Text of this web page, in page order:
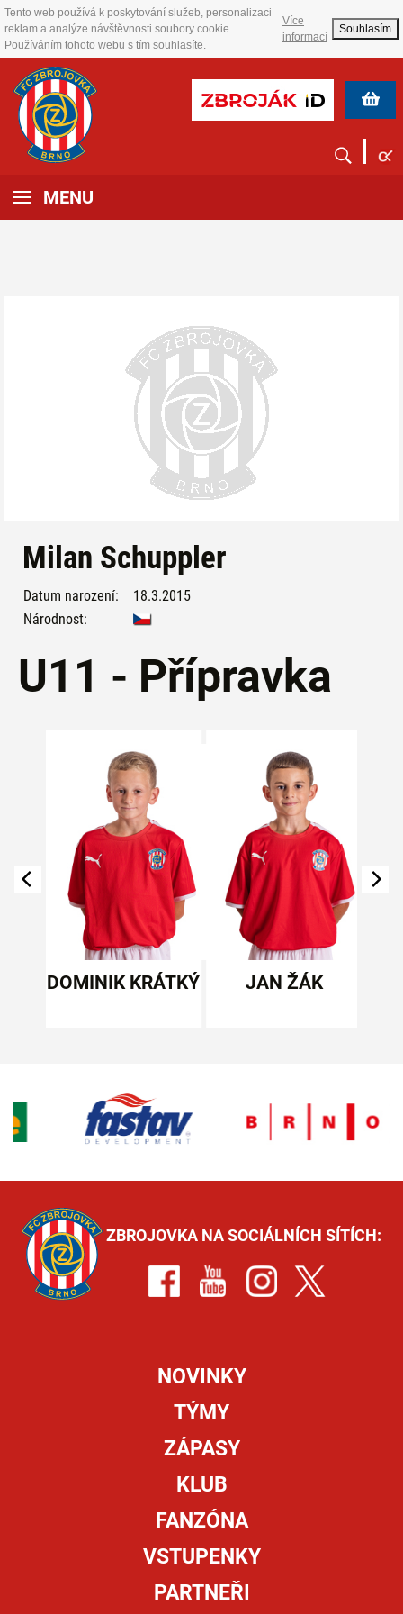
Tento web používá k poskytování služeb, personalizaci
reklam a analýze návštěvnosti soubory cookie.
Používáním tohoto webu s tím souhlasíte.
Více
informací
Souhlasím
MENU
Milan Schuppler
Datum narození:
18.3.2015
Národnost:
U11 - Přípravka
DOMINIK KRÁTKÝ JAN ŽÁK
ZBROJOVKA NA SOCIÁLNÍCH SÍTÍCH:
NOVINKY
TÝMY
ZÁPASY
KLUB
FANZÓNA
VSTUPENKY
PARTNEŘI